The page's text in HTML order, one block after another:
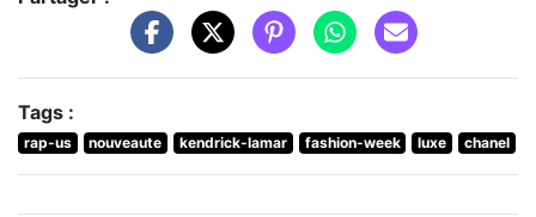
Tags :
rap-us nouveaute kendrick-lamar fashion-week luxe chanel